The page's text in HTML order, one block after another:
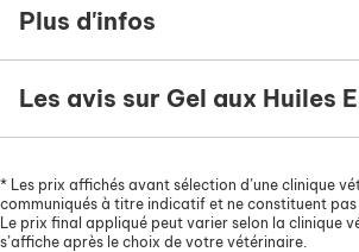
processionnaire) ,pour la
sous pansement humide ou tout
rafraichir l'haleine!
Plus d'infos
Les avis sur Gel aux Huiles
* Les prix affichés avant sélection d’une clinique
communiqués à titre indicatif et ne constituent
Le prix final appliqué peut varier selon la clinique
s’affiche après le choix de votre vétérinaire.